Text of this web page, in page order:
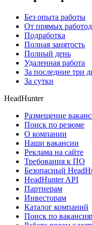
Без опыта работы
От прямых
Подработка
Полная занятость
Полный день
Удаленная работа
За последние три
За сутки
HeadHunter
Размещение
Поиск по резюме
О компании
Наши вакансии
Реклама на сайте
Требования к ПО
Безопасный
HeadHunter API
Партнерам
Инвесторам
Каталог компаний
Поиск по